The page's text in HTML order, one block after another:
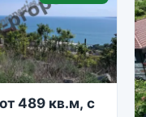
489 кв.м, с